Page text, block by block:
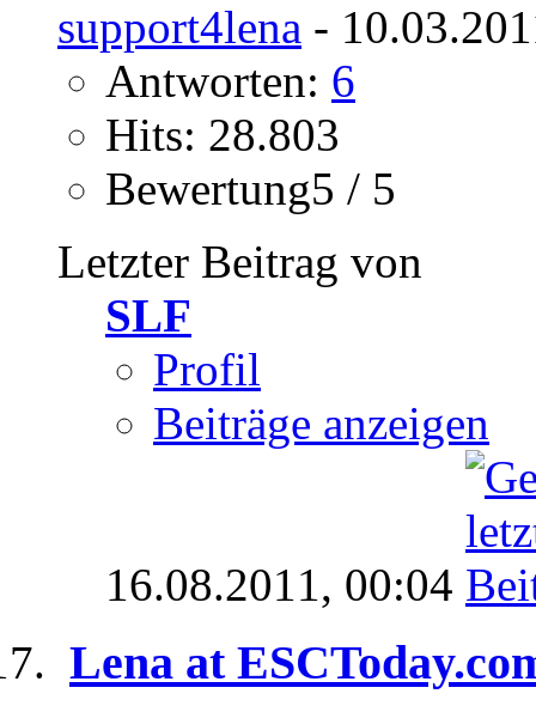
support4lena -
Antworten: 6
Hits: 28.803
Bewertung5 / 5
Letzter Beitrag von
SLF
Profil
Beiträge anzeigen
16.08.2011, 00:04
Lena at